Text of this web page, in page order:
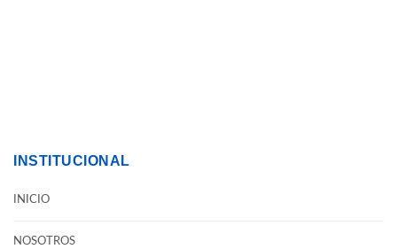
INSTITUCIONAL
INICIO
NOSOTROS